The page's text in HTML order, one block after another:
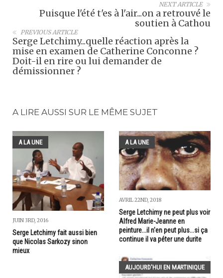
NEXT ARTICLE
Puisque l'été t'es à l'air...on a retrouvé le
soutien à Cathou
PREVIOUS ARTICLE
Serge Letchimy...quelle réaction après la
mise en examen de Catherine Conconne ?
Doit-il en rire ou lui demander de
démissionner ?
A LIRE AUSSI SUR LE MÊME SUJET
A LA UNE
JUIN 3RD, 2016
Serge Letchimy fait aussi bien
que Nicolas Sarkozy sinon
mieux
A LA UNE
AVRIL 22ND, 2018
Serge Letchimy ne peut plus voir
Alfred Marie-Jeanne en
peinture...il n'en peut plus...si ça
continue il va péter une durite
AUJOURD'HUI EN MARTINIQUE